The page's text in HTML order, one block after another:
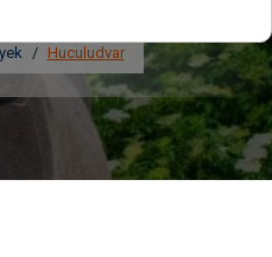
Huculudvar